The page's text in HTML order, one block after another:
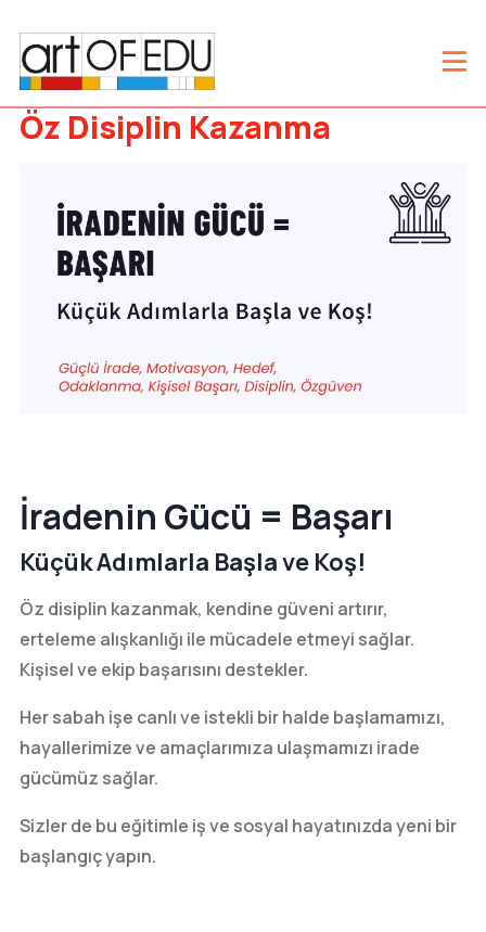
Öz Disiplin Kazanma
İradenin Gücü = Başarı
Küçük Adımlarla Başla ve Koş!
Öz disiplin kazanmak, kendine güveni artırır,
erteleme alışkanlığı ile mücadele etmeyi sağlar.
Kişisel ve ekip başarısını destekler.
Her sabah işe canlı ve istekli bir halde başlamamızı,
hayallerimize ve amaçlarımıza ulaşmamızı irade
gücümüz sağlar.
Sizler de bu eğitimle iş ve sosyal hayatınızda yeni bir
başlangıç yapın.